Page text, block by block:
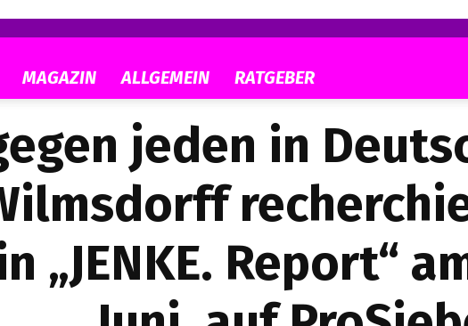
MAGAZIN ALLGEMEIN RATGEBER
jeden in
„JENKE. Report“